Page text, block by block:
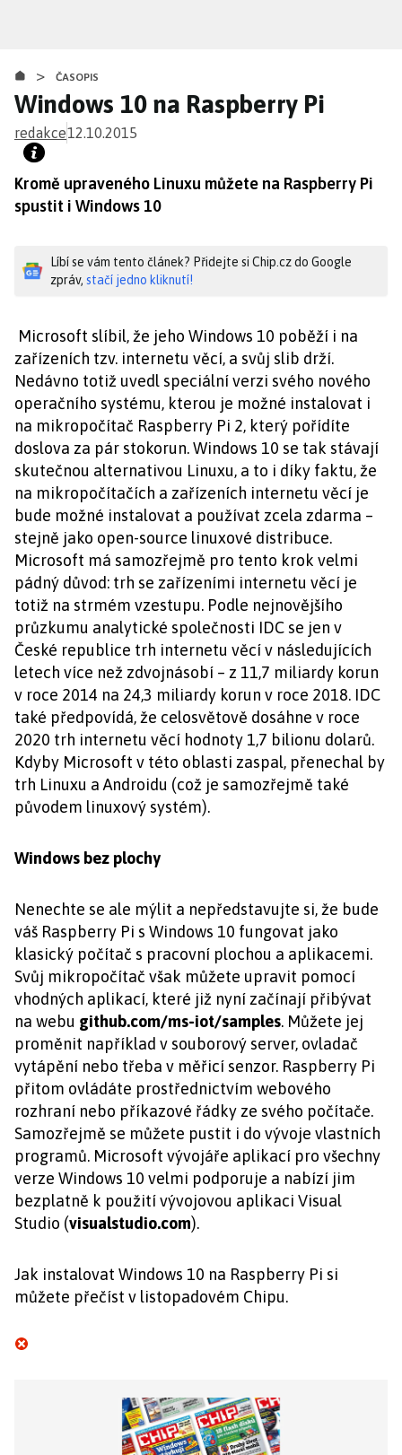
obsahu
> ČASOPIS
Windows 10 na Raspberry Pi
redakce12.10.2015
Kromě upraveného Linuxu můžete na Raspberry Pi
spustit i Windows 10
Líbí se vám tento článek? Přidejte si Chip.cz do Google
zpráv, stačí jedno kliknutí!
Microsoft slíbil, že jeho Windows 10 poběží i na
zařízeních tzv. internetu věcí, a svůj slib drží.
Nedávno totiž uvedl speciální verzi svého nového
operačního systému, kterou je možné instalovat i
na mikropočítač Raspberry Pi 2, který pořídíte
doslova za pár stokorun. Windows 10 se tak stávají
skutečnou alternativou Linuxu, a to i díky faktu, že
na mikropočítačích a zařízeních internetu věcí je
bude možné instalovat a používat zcela zdarma –
stejně jako open-source linuxové distribuce.
Microsoft má samozřejmě pro tento krok velmi
pádný důvod: trh se zařízeními internetu věcí je
totiž na strmém vzestupu. Podle nejnovějšího
průzkumu analytické společnosti IDC se jen v
České republice trh internetu věcí v následujících
letech více než zdvojnásobí – z 11,7 miliardy korun
v roce 2014 na 24,3 miliardy korun v roce 2018. IDC
také předpovídá, že celosvětově dosáhne v roce
2020 trh internetu věcí hodnoty 1,7 bilionu dolarů.
Kdyby Microsoft v této oblasti zaspal, přenechal by
trh Linuxu a Androidu (což je samozřejmě také
původem linuxový systém).
Windows bez plochy
Nenechte se ale mýlit a nepředstavujte si, že bude
váš Raspberry Pi s Windows 10 fungovat jako
klasický počítač s pracovní plochou a aplikacemi.
Svůj mikropočítač však můžete upravit pomocí
vhodných aplikací, které již nyní začínají přibývat
na webu github.com/ms-iot/samples. Můžete jej
proměnit například v souborový server, ovladač
vytápění nebo třeba v měřicí senzor. Raspberry Pi
přitom ovládáte prostřednictvím webového
rozhraní nebo příkazové řádky ze svého počítače.
Samozřejmě se můžete pustit i do vývoje vlastních
programů. Microsoft vývojáře aplikací pro všechny
verze Windows 10 velmi podporuje a nabízí jim
bezplatně k použití vývojovou aplikaci Visual
Studio (visualstudio.com).
Jak instalovat Windows 10 na Raspberry Pi si
můžete přečíst v listopadovém Chipu.